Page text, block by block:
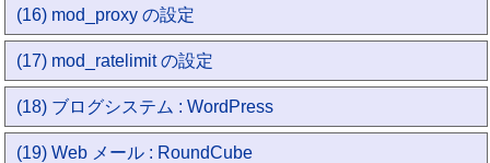
(16) mod_proxy の設定
(17) mod_ratelimit の設定
(18) ブログシステム : WordPress
(19) Web メール : RoundCube